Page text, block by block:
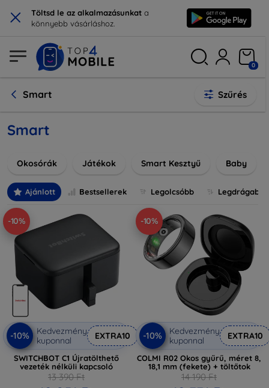
× Töltsd le az alkalmazásunkat a
könnyebb vásárláshoz.
0
Smart Szűrés
Smart
Okosórák Játékok Smart Kesztyű Baby
Ajánlott Bestsellerek Legolcsóbb Legdrágabb
-10%
-10%
Kedvezmény
kuponnal
EXTRA10
SWITCHBOT C1 Újratölthető
vezeték nélküli kapcsoló
13 390 Ft
-10%
-10%
Kedvezmény
kuponnal
EXTRA10
COLMI R02 Okos gyűrű, méret 8,
18,1 mm (fekete) + töltőtok
14 190 Ft